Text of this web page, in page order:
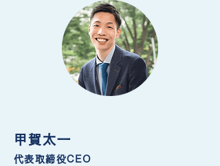
甲賀太一
代表取締役CEO